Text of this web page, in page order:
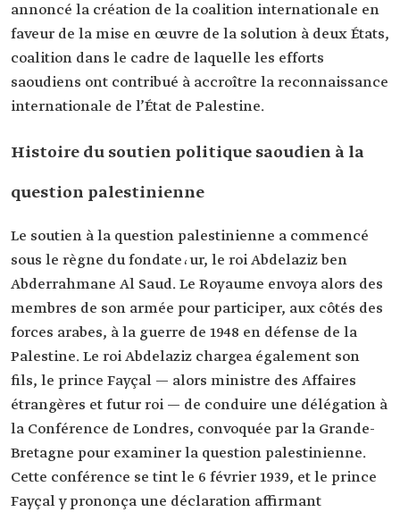
annoncé la création de la coalition internationale en
faveur de la mise en œuvre de la solution à deux États,
coalition dans le cadre de laquelle les efforts
saoudiens ont contribué à accroître la reconnaissance
internationale de l’État de Palestine.
Histoire du soutien politique saoudien à la
question palestinienne
Le soutien à la question palestinienne a commencé
sous le règne du fondate،ur, le roi Abdelaziz ben
Abderrahmane Al Saud. Le Royaume envoya alors des
membres de son armée pour participer, aux côtés des
forces arabes, à la guerre de 1948 en défense de la
Palestine. Le roi Abdelaziz chargea également son
fils, le prince Fayçal — alors ministre des Affaires
étrangères et futur roi — de conduire une délégation à
la Conférence de Londres, convoquée par la Grande-
Bretagne pour examiner la question palestinienne.
Cette conférence se tint le 6 février 1939, et le prince
Fayçal y prononça une déclaration affirmant